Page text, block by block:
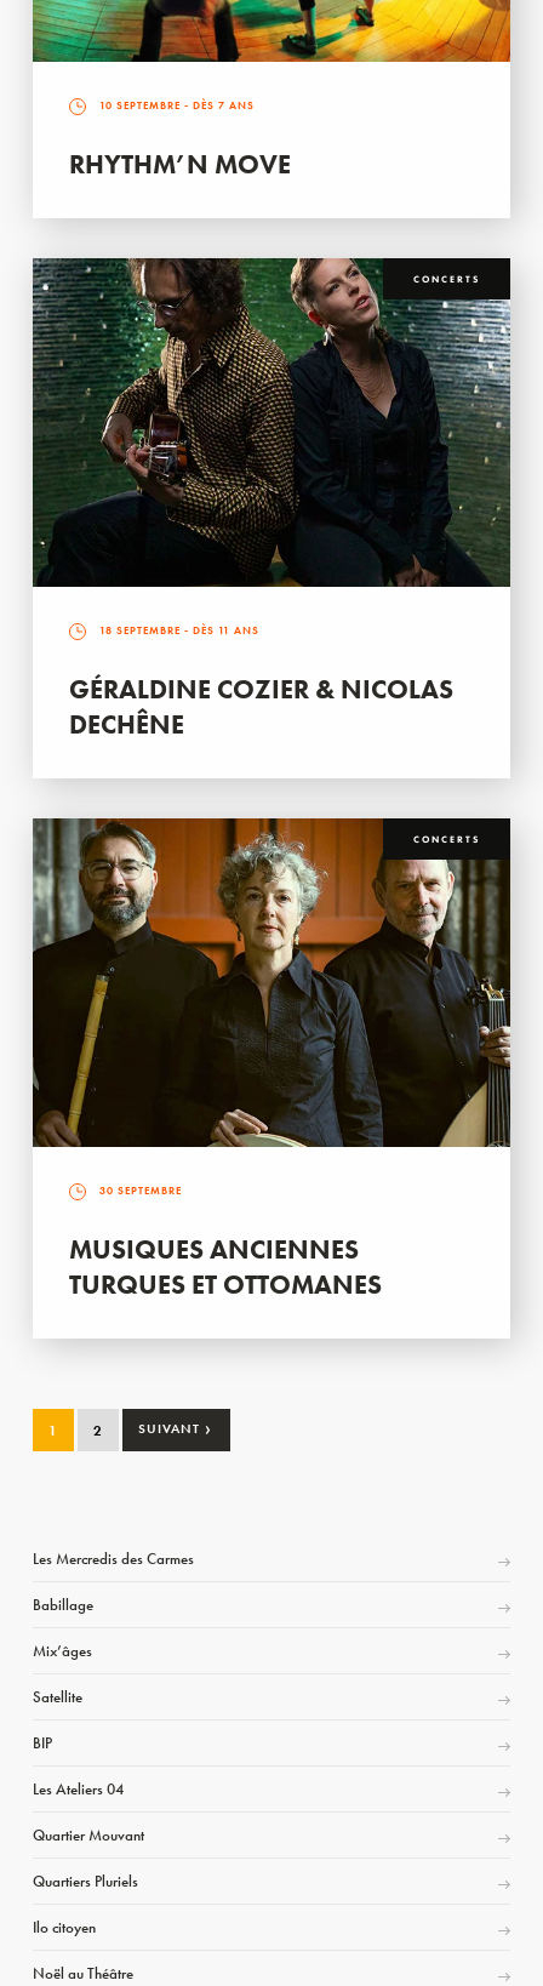
10 SEPTEMBRE - DÈS 7 ANS
RHYTHM’N MOVE
CONCERTS
18 SEPTEMBRE - DÈS 11 ANS
GÉRALDINE COZIER & NICOLAS
DECHÊNE
CONCERTS
30 SEPTEMBRE
MUSIQUES ANCIENNES
TURQUES ET OTTOMANES
1 2 SUIVANT ›
Les Mercredis des Carmes
Babillage
Mix’âges
Satellite
BIP
Les Ateliers 04
Quartier Mouvant
Quartiers Pluriels
Ilo citoyen
Noël au Théâtre